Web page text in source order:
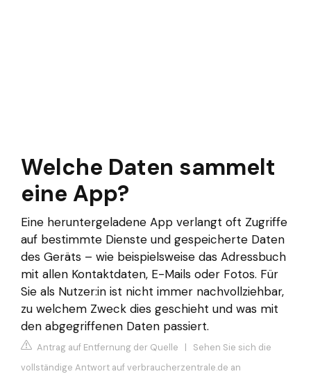
Welche Daten sammelt
eine App?
Eine heruntergeladene App verlangt oft Zugriffe
auf bestimmte Dienste und gespeicherte Daten
des Geräts – wie beispielsweise das Adressbuch
mit allen Kontaktdaten, E-Mails oder Fotos. Für
Sie als Nutzer:in ist nicht immer nachvollziehbar,
zu welchem Zweck dies geschieht und was mit
den abgegriffenen Daten passiert.
Antrag auf Entfernung der Quelle | Sehen Sie sich die
vollständige Antwort auf verbraucherzentrale.de an